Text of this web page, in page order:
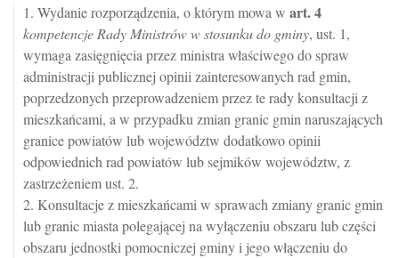
1. Wydanie rozporządzenia, o którym mowa w art.4
kompetencje Rady Ministrów w stosunku do gminy, ust. 1,
wymaga zasięgnięcia przez ministra właściwego do spraw
administracji publicznej opinii zainteresowanych rad gmin,
poprzedzonych przeprowadzeniem przez te rady konsultacji z
mieszkańcami, a w przypadku zmian granic gmin naruszających
granice powiatów lub województw dodatkowo opinii
odpowiednich rad powiatów lub sejmików województw, z
zastrzeżeniem ust. 2.
2. Konsultacje z mieszkańcami w sprawach zmiany granic gmin
lub granic miasta polegającej na wyłączeniu obszaru lub części
obszaru jednostki pomocniczej gminy i jego włączeniu do